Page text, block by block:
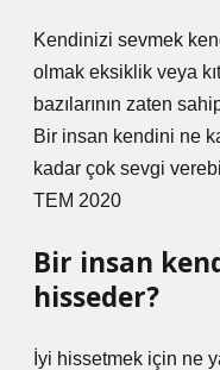
Kendinizi sevmek
olmak eksiklik veya
bazılarının zaten
Bir insan kendini ne
kadar çok sevgi
TEM 2020
Bir insan
hisseder?
İyi hissetmek için ne